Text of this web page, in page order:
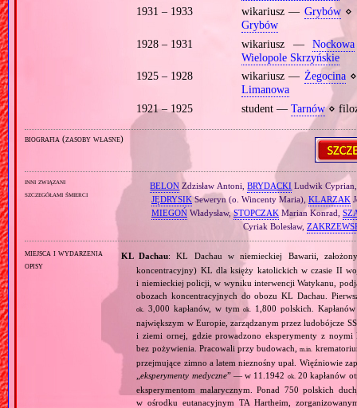
1931 – 1933
wikariusz — Grybów⋄
Grybów
1928 – 1931
wikariusz —Nockowa
Wielopole Skrzyńskie
1925 – 1928
wikariusz — Żegocina⋄
Limanowa
1921 – 1925
student — Tarnów⋄
biografia (zasoby własne)
inni związani
szczegółami śmierci
BELON Zdzisław Antoni,BRYDACKI Ludwik
JĘDRYSIKSeweryn (o. Wincenty Maria), KLARZAK
MIEGOŃWładysław,STOPCZAKMarian Konrad,
Cyriak Bolesław,
miejsca i wydarzenia
opisy
KL Dachau: KL Dachau w niemieckiej Bawarii,
koncentracyjny) KL dla księży katolickich w czasie II
i niemieckiej policji, w wyniku interwencji Watykanu,
obozach koncentracyjnych do obozu KL Dachau.
ok. 3,000 kapłanów, w tymok.
1,800 polskich.
największym w Europie, zarządzanym przez ludobójcze
i ziemi ornej, gdzie prowadzono eksperymenty z
bez pożywienia. Pracowali przy budowach,m.in.
przejmujące zimno a latem nieznośny upał. Więźniowie
„eksperymenty medyczne” — w 11.1942 ok. 20 kapłanów
eksperymentom malarycznym. Ponad 750 polskich
w ośrodku eutanacyjnym TA Hartheim,